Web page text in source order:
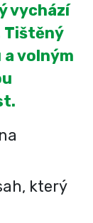
vychází
Tištěný
volným
který